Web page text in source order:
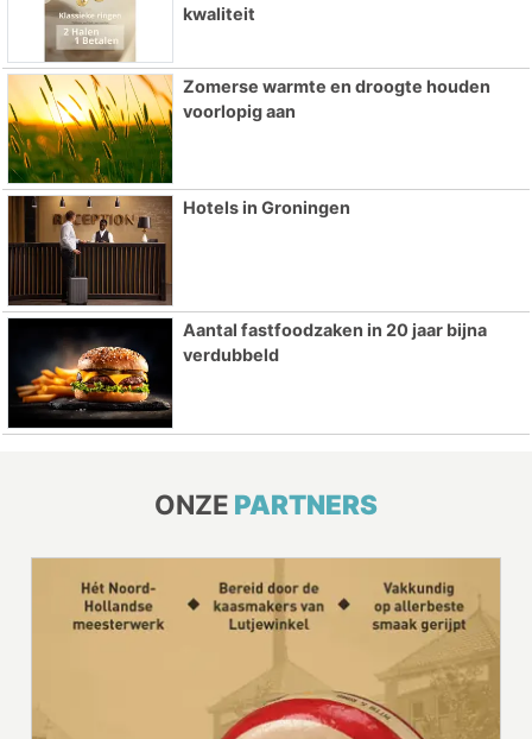
kwaliteit
Zomerse warmte en droogte houden
voorlopig aan
Hotels in Groningen
Aantal fastfoodzaken in 20 jaar bijna
verdubbeld
ONZE PARTNERS